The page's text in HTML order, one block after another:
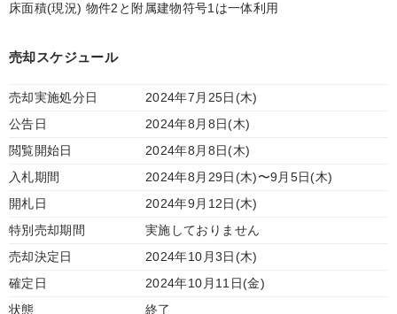
床面積(現況) 物件2と附属建物符号1は一体利用
売却スケジュール
売却実施処分日
2024年7月25日(木)
公告日
2024年8月8日(木)
閲覧開始日
2024年8月8日(木)
入札期間
2024年8月29日(木)〜9月5日(木)
開札日
2024年9月12日(木)
特別売却期間
実施しておりません
売却決定日
2024年10月3日(木)
確定日
2024年10月11日(金)
状態
終了